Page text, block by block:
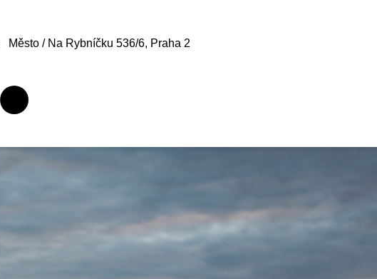
Město / Na Rybníčku 536/6, Praha 2